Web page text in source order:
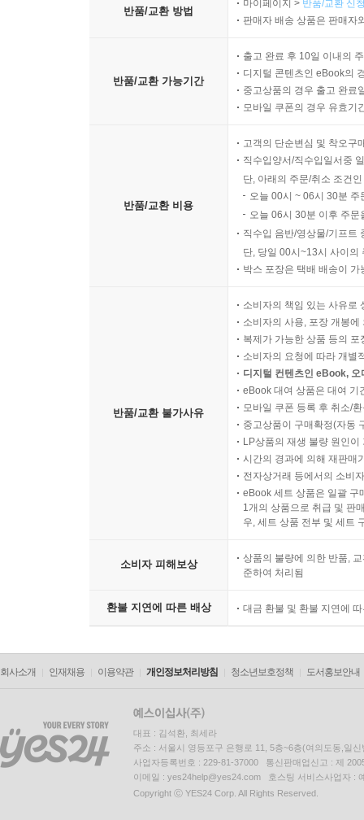
반품/교환 방법
마이페이지 > 반품/교환 신
판매자 배송 상품은 판매자
반품/교환 가능기간
출고 완료 후 10일 이내의
디지털 콘텐츠인 eBook의
중고상품의 경우 출고 완료
모바일 쿠폰의 경우 유효기
반품/교환 비용
고객의 단순변심 및 착오구
직수입양서/직수입일서중
단, 아래의 주문/취소 조건
오늘 00시 ~ 06시 30분
오늘 06시 30분 이후 주
직수입 음반/영상물/기프트
단, 당일 00시~13시 사이의
박스 포장은 택배 배송이
반품/교환 불가사유
소비자의 책임 있는 사유로
소비자의 사용, 포장 개봉
복제가 가능한 상품 등의
소비자의 요청에 따라 개별
디지털 컨텐츠인 eBook,
eBook 대여 상품은 대여 기
모바일 쿠폰 등록 후 취소/
중고상품이 구매확정(자동
LP상품의 재생 불량 원인
시간의 경과에 의해 재판매
전자상거래 등에서의 소비
eBook 세트 상품은 일괄 구
1개의 상품으로 취급 및 판
우, 세트 상품 전부 및 세트
소비자 피해보상
상품의 불량에 의한 반품,
준하여 처리됨
환불 지연에 따른 배상 대금 환불 및 환불 지연에
회사소개 인재채용 이용약관 개인정보처리방침 청소년보호정책 도서홍보안내
대표 : 김석환, 최세라
주소 : 서울시 영등포구 은행로 11, 5층~6층(여의도동,일신
사업자등록번호 : 229-81-37000 통신판매업신고 : 제
이메일 : yes24help@yes24.com 호스팅 서비스사업자 :
Copyright ⓒ YES24 Corp. All Rights Reserved.